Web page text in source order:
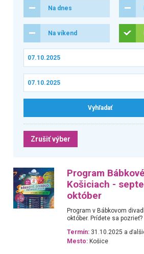
Na dnes
Na víkend
Zrušiť výber
Program
Košiciach -
október
Program v Bábkovom
október. Prídete sa pozrieť?
Termín: 31.10.2025 a
Mesto: Košice